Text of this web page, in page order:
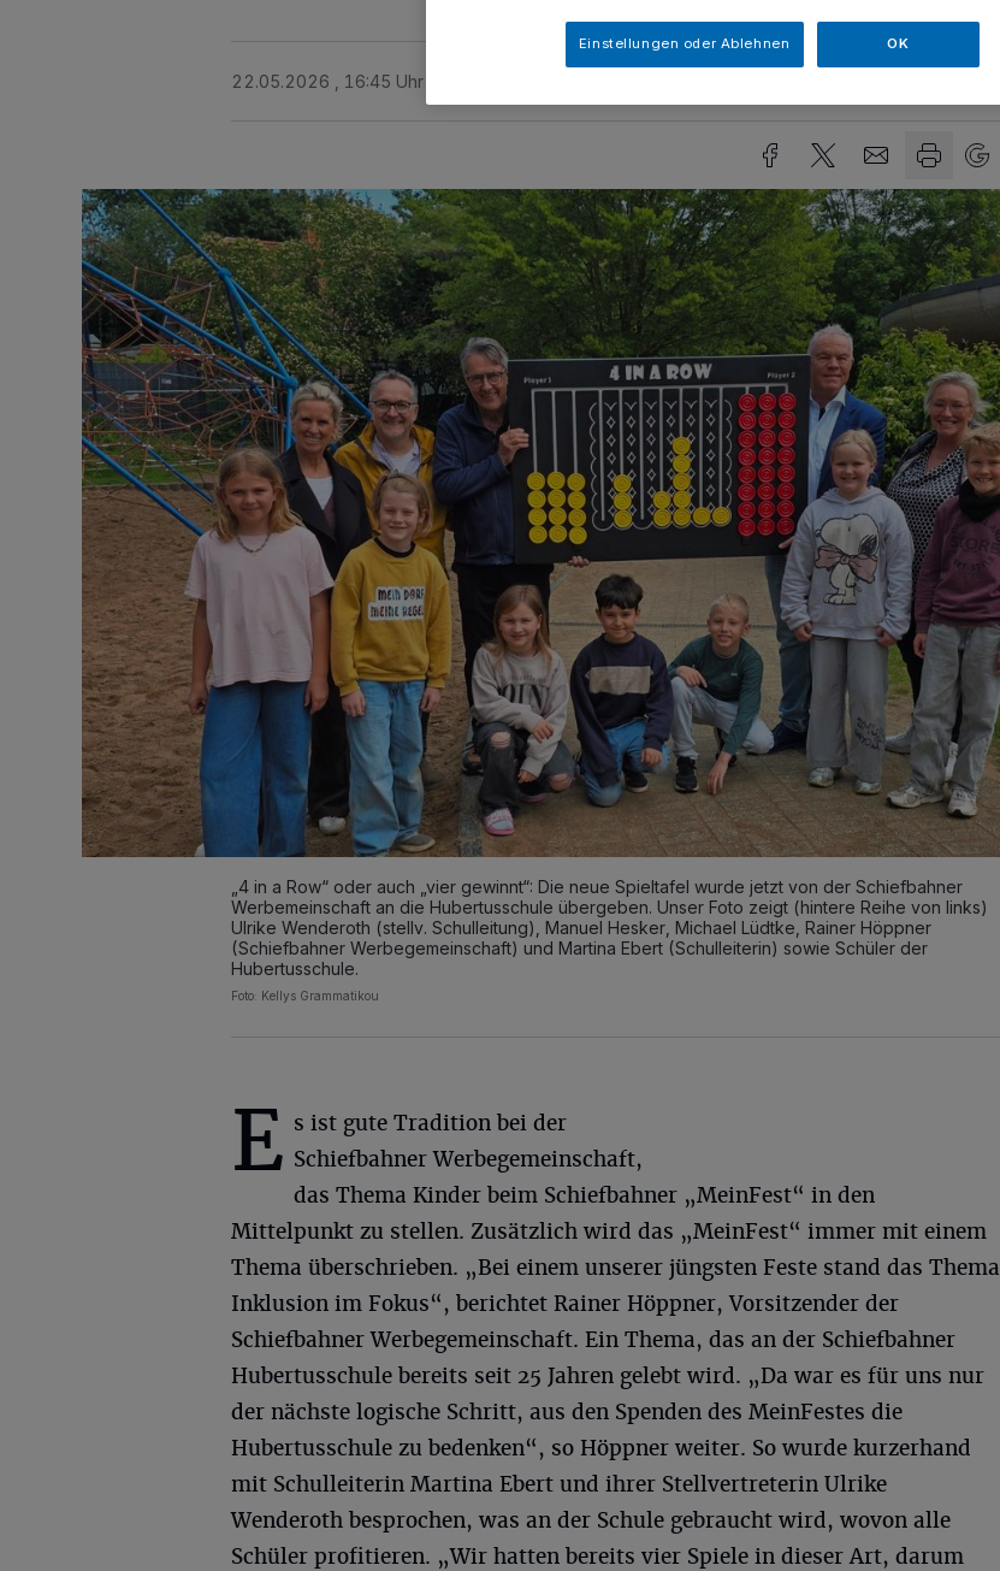
22.05.2026 , 16:45 Uhr
„4 in a Row“ oder auch „vier gewinnt“: Die neue Spieltafel wurde jetzt von der Schiefbahner
Werbemeinschaft an die Hubertusschule übergeben. Unser Foto zeigt (hintere Reihe von links)
Ulrike Wenderoth (stellv. Schulleitung), Manuel Hesker, Michael Lüdtke, Rainer Höppner
(Schiefbahner Werbegemeinschaft) und Martina Ebert (Schulleiterin) sowie Schüler der
Hubertusschule.
Foto: Kellys Grammatikou
E s ist gute Tradition bei der
Schiefbahner Werbegemeinschaft,
das Thema Kinder beim Schiefbahner „MeinFest“ in den
Mittelpunkt zu stellen. Zusätzlich wird das „MeinFest“ immer mit einem
Thema überschrieben. „Bei einem unserer jüngsten Feste stand das Thema
Inklusion im Fokus“, berichtet Rainer Höppner, Vorsitzender der
Schiefbahner Werbegemeinschaft. Ein Thema, das an der Schiefbahner
Hubertusschule bereits seit 25 Jahren gelebt wird. „Da war es für uns nur
der nächste logische Schritt, aus den Spenden des MeinFestes die
Hubertusschule zu bedenken“, so Höppner weiter. So wurde kurzerhand
mit Schulleiterin Martina Ebert und ihrer Stellvertreterin Ulrike
Wenderoth besprochen, was an der Schule gebraucht wird, wovon alle
Schüler profitieren. „Wir hatten bereits vier Spiele in dieser Art, darum
Einstellungen oder Ablehnen OK